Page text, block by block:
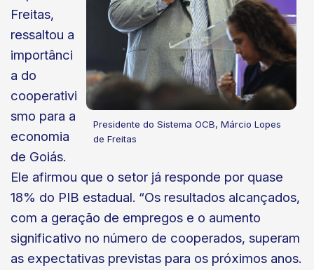
Presidente do Sistema OCB, Márcio Lopes
de Freitas
Freitas,
ressaltou a
importânci
a do
cooperativi
smo para a
economia
de Goiás.
Ele afirmou que o setor já responde por quase
18% do PIB estadual. “Os resultados alcançados,
com a geração de empregos e o aumento
significativo no número de cooperados, superam
as expectativas previstas para os próximos anos.